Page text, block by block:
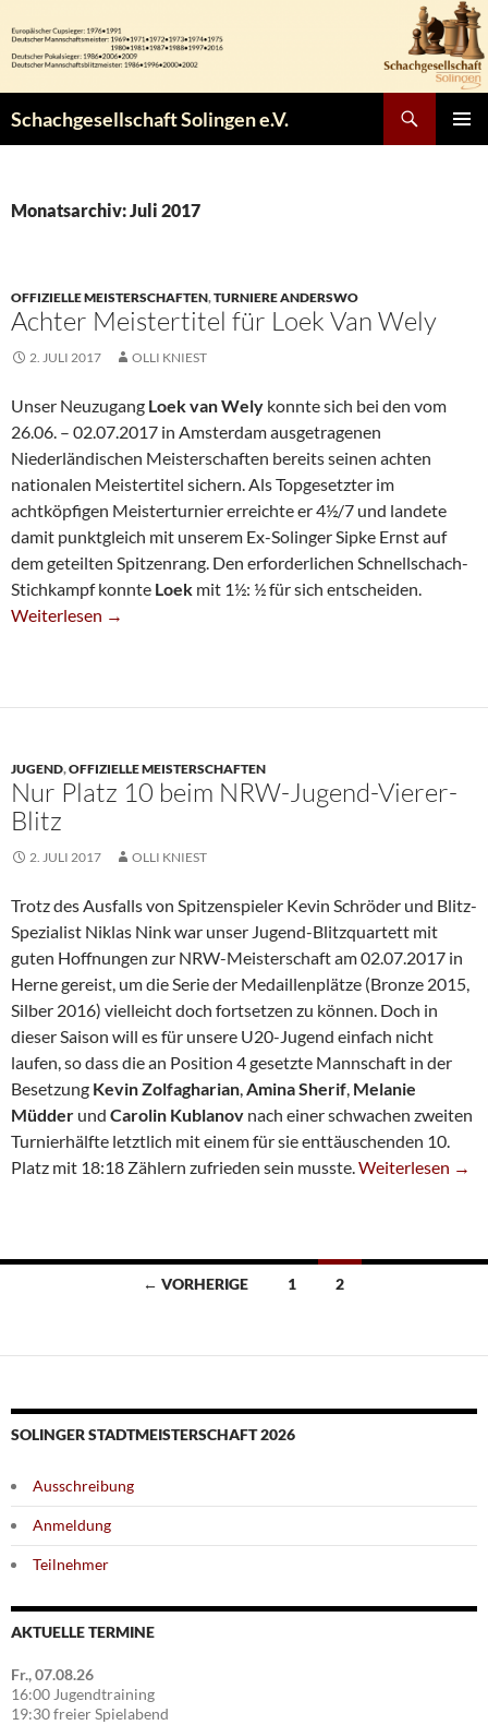
Inhalt
springen
Schachgesellschaft Solingen e.V.
Monatsarchiv: Juli 2017
OFFIZIELLE MEISTERSCHAFTEN,TURNIERE ANDERSWO
Achter Meistertitel für Loek Van Wely
2. JULI 2017 OLLI KNIEST
Unser Neuzugang Loek van Wely konnte sich bei den vom
26.06. – 02.07.2017 in Amsterdam ausgetragenen
Niederländischen Meisterschaften bereits seinen achten
nationalen Meistertitel sichern. Als Topgesetzter im
achtköpfigen Meisterturnier erreichte er 4½/7 und landete
damit punktgleich mit unserem Ex-Solinger Sipke Ernst auf
dem geteilten Spitzenrang. Den erforderlichen Schnellschach-
Stichkampf konnte Loek mit 1½: ½ für sich entscheiden.
Achter Meistertitel Für Loek Van Wely
Weiterlesen →
JUGEND,OFFIZIELLE MEISTERSCHAFTEN
Nur Platz 10 beim NRW-Jugend-Vierer-
Blitz
2. JULI 2017 OLLI KNIEST
Trotz des Ausfalls von Spitzenspieler Kevin Schröder und Blitz-
Spezialist Niklas Nink war unser Jugend-Blitzquartett mit
guten Hoffnungen zur NRW-Meisterschaft am 02.07.2017 in
Herne gereist, um die Serie der Medaillenplätze (Bronze 2015,
Silber 2016) vielleicht doch fortsetzen zu können. Doch in
dieser Saison will es für unsere U20-Jugend einfach nicht
laufen, so dass die an Position 4 gesetzte Mannschaft in der
Besetzung Kevin Zolfagharian,Amina Sherif, Melanie
Müdder und Carolin Kublanov nach einer schwachen zweiten
Turnierhälfte letztlich mit einem für sie enttäuschenden 10.
Platz mit 18:18 Zählern zufrieden sein musste.Nur Platz 10
Weiterlesen →
Beitragsnavigation
← VORHERIGE 1 2
SOLINGER STADTMEISTERSCHAFT 2026
Ausschreibung
Anmeldung
Teilnehmer
AKTUELLE TERMINE
Fr., 07.08.26
16:00 Jugendtraining
19:30 freier Spielabend